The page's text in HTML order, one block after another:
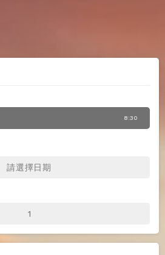
8:30